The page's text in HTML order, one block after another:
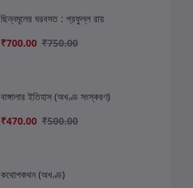
ছিন্নমূলের ঘরবসত : প্রফুল্ল রায়
₹700.00 ₹750.00
বাঙ্গালার ইতিহাস (অখণ্ড সংস্করণ)
₹470.00 ₹500.00
কথোপকথন (অখণ্ড)